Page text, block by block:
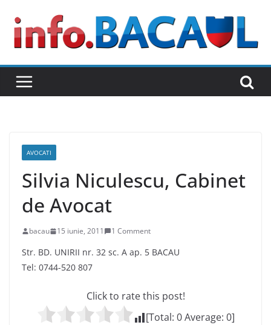
content
AVOCATI
Silvia Niculescu, Cabinet
de Avocat
bacau 15 iunie, 2011 1 Comment
Str. BD. UNIRII nr. 32 sc. A ap. 5 BACAU
Tel: 0744-520 807
Click to rate this post!
[Total: 0Average: 0]